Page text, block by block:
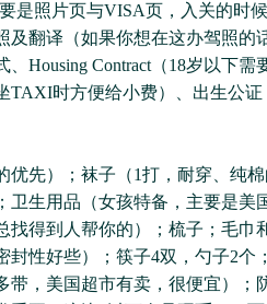
是照片页与VISA页，入关的时
及翻译（如果你想在这办驾照的
Housing Contract（18岁以下
TAXI时方便给小费）、出生公
先）；袜子（1打，耐穿、纯棉
卫生用品（女孩特备，主要是美
找得到人帮你的）；梳子；毛巾
封性好些）；筷子4双，勺子2个
带，美国超市有卖，很便宜）；